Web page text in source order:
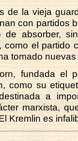
de la vieja
con partidos
de absorber,
como el partido
tomado
fundada el
como su
a
marxista,
Kremlin es